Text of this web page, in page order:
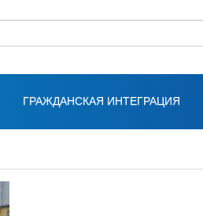
ГРАЖДАНСКАЯ ИНТЕГРАЦИЯ